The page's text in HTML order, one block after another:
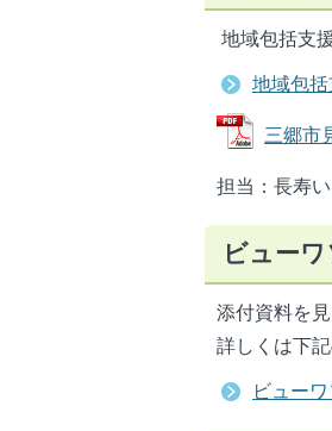
地域包括支
地域包
三郷市
担当：長寿
ビュー
添付資料を
詳しくは下
ビュー